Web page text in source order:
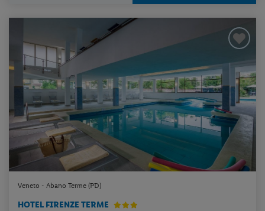
Veneto - Abano Terme (PD)
HOTEL FIRENZE TERME